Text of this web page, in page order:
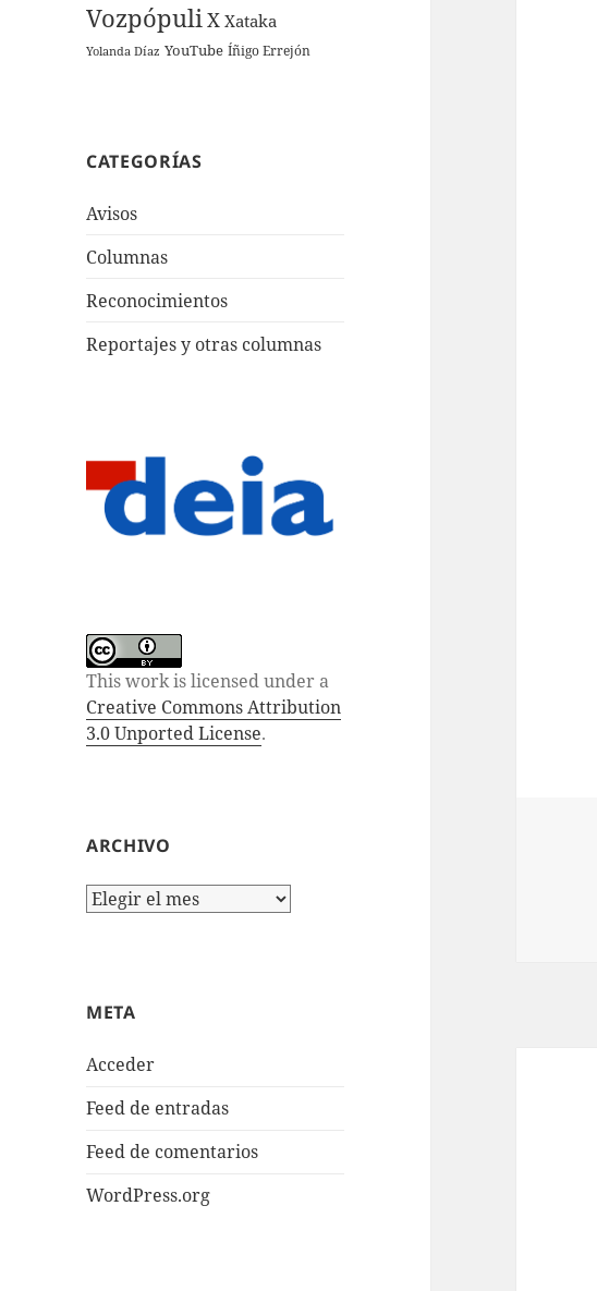
Vozpópuli X Xataka
Yolanda Díaz YouTube Íñigo Errejón
CATEGORÍAS
Avisos
Columnas
Reconocimientos
Reportajes y otras columnas
This work is licensed under a
Creative Commons Attribution
3.0 Unported License.
ARCHIVO
Archivo
META
Acceder
Feed de entradas
Feed de comentarios
WordPress.org